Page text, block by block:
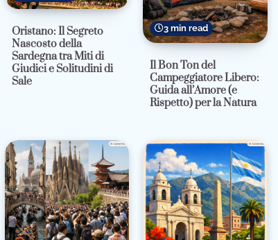
Oristano: Il Segreto
Nascosto della
Sardegna tra Miti di
Giudici e Solitudini di
Sale
3 min read
Il Bon Ton del
Campeggiatore Libero:
Guida all’Amore (e
Rispetto) per la Natura